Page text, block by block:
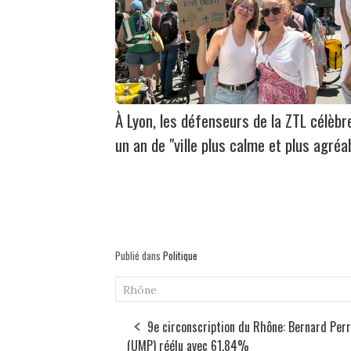
À Lyon, les défenseurs de la ZTL
un an de "ville plus calme et plus
Publié dans Politique
Rhône
9e circonscription du Rhône: Bernard
(UMP) réélu avec 61.84%